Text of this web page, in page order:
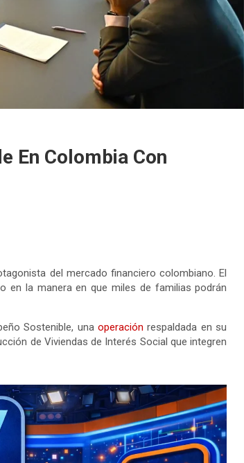
En Colombia Con
del mercado financiero colombiano. El
en la manera en que miles de familias podrán
Sostenible, unaoperación respaldada en su
de Viviendas de Interés Social que integren